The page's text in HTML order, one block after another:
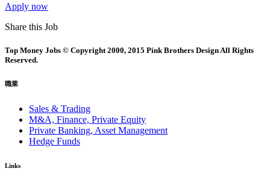
Apply now
Share this Job
Top Money Jobs © Copyright 2000, 2015 Pink Brothers Design All Rights
Reserved.
職業
Sales & Trading
M&A, Finance, Private Equity
Private Banking, Asset Management
Hedge Funds
Links